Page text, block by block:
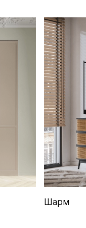
Шарм